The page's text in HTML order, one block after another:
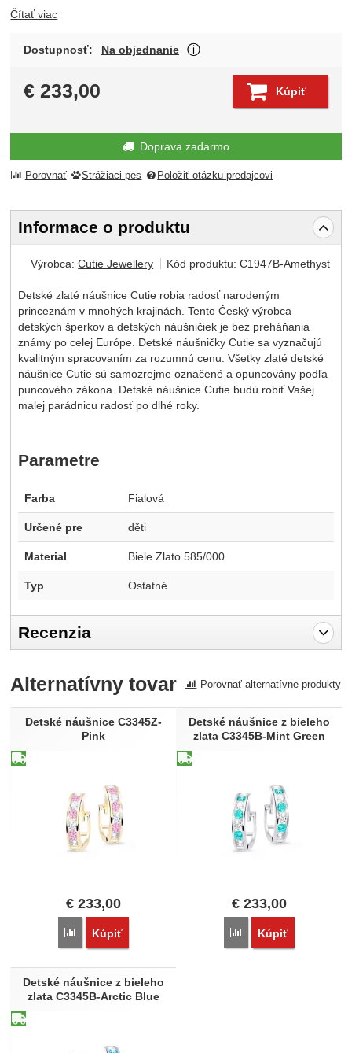
Čítať viac
Dostupnosť: Na objednanie
€ 233,00 Kúpiť
Doprava zadarmo
Porovnať Strážiaci pes Položiť otázku predajcovi
Informace o produktu
Výrobca:Cutie Jewellery Kód produktu:C1947B-Amethyst
Detské zlaté náušnice Cutie robia radosť narodeným
princeznám v mnohých krajinách. Tento Český výrobca
detských šperkov a detských náušničiek je bez preháňania
známy po celej Európe. Detské náušničky Cutie sa vyznačujú
kvalitným spracovaním za rozumnú cenu. Všetky zlaté detské
náušnice Cutie sú samozrejme označené a opuncovány podľa
puncového zákona. Detské náušnice Cutie budú robiť Vašej
malej parádnicu radosť po dlhé roky.
Parametre
Farba Fialová
Určené pre děti
Material Biele Zlato 585/000
Typ Ostatné
Recenzia
Recenzia
Nebola pridaná žiadna recenzia.
Alternatívny tovar Porovnať alternatívne produkty
Detské náušnice C3345Z-
Pink
€ 233,00
Porovnať
Kúpiť
Detské náušnice z bieleho
zlata C3345B-Mint Green
€233,00
Porovnať
Kúpiť
Detské náušnice z bieleho
zlata C3345B-Arctic Blue